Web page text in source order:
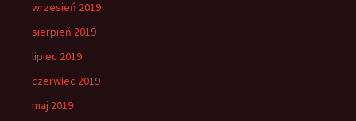
wrzesień 2019
sierpień 2019
lipiec 2019
czerwiec 2019
maj 2019